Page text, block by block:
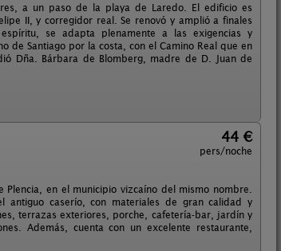
a un paso de la playa de Laredo. El edificio es
II, y corregidor real. Se renovó y amplió a finales
se adapta plenamente a las exigencias y
de Santiago por la costa, con el Camino Real que en
Dña. Bárbara de Blomberg, madre de D. Juan de
44 €
pers/noche
en el municipio vizcaíno del mismo nombre.
antiguo caserío, con materiales de gran calidad y
terrazas exteriores, porche, cafetería-bar, jardín y
Además, cuenta con un excelente restaurante,